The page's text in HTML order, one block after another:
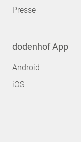
Presse
dodenhof App
Android
iOS